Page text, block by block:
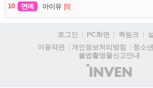
10
연예 아이유 [8]
로그인 PC화면 퀵링크
이용약관
개인정보처리방침
청소
불법촬영물신고안내
(주)
인